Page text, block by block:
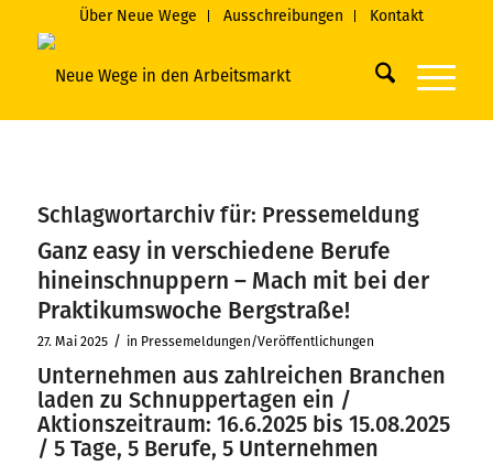
Über Neue Wege Ausschreibungen Kontakt
Schlagwortarchiv für: Pressemeldung
Ganz easy in verschiedene Berufe
hineinschnuppern – Mach mit bei der
Praktikumswoche Bergstraße!
27. Mai 2025 / in Pressemeldungen/Veröffentlichungen
Unternehmen aus zahlreichen Branchen
laden zu Schnuppertagen ein /
Aktionszeitraum: 16.6.2025 bis 15.08.2025
/ 5 Tage, 5 Berufe, 5 Unternehmen